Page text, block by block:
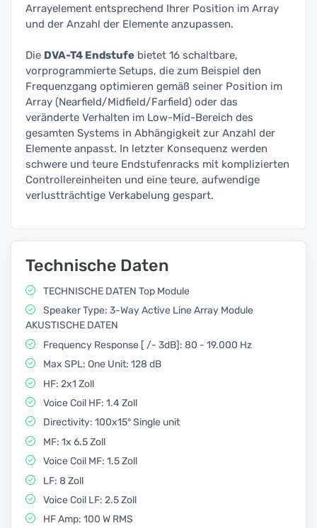
Arrayelement entsprechend Ihrer Position im Array
und der Anzahl der Elemente anzupassen.
Die DVA-T4 Endstufe bietet 16 schaltbare,
vorprogrammierte Setups, die zum Beispiel den
Frequenzgang optimieren gemäß seiner Position im
Array (Nearfield/Midfield/Farfield) oder das
veränderte Verhalten im Low-Mid-Bereich des
gesamten Systems in Abhängigkeit zur Anzahl der
Elemente anpasst. In letzter Konsequenz werden
schwere und teure Endstufenracks mit komplizierten
Controllereinheiten und eine teure, aufwendige
verlustträchtige Verkabelung gespart.
Technische Daten
TECHNISCHE DATEN Top Module
Speaker Type: 3-Way Active Line Array Module
AKUSTISCHE DATEN
Frequency Response [ /- 3dB]: 80 - 19.000 Hz
Max SPL: One Unit: 128 dB
HF: 2x1 Zoll
Voice Coil HF: 1.4 Zoll
Directivity: 100x15° Single unit
MF: 1x 6.5 Zoll
Voice Coil MF: 1.5 Zoll
LF: 8 Zoll
Voice Coil LF: 2.5 Zoll
HF Amp: 100 W RMS